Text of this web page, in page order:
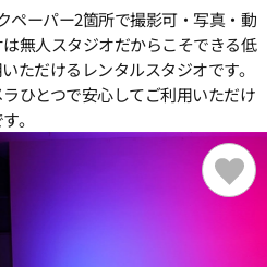
ペーパー2箇所で撮影可・写真・動
無人スタジオだからこそできる低
ただけるレンタルスタジオです。
ひとつで安心してご利用いただけ
。